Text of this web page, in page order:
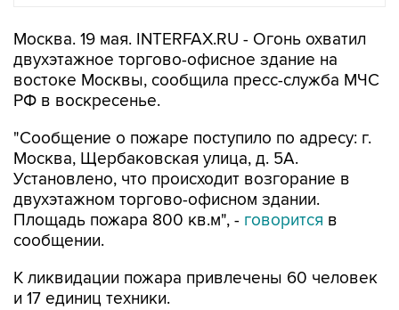
Москва. 19 мая. INTERFAX.RU - Огонь охватил
двухэтажное торгово-офисное здание на
востоке Москвы, сообщила пресс-служба МЧС
РФ в воскресенье.
"Сообщение о пожаре поступило по адресу: г.
Москва, Щербаковская улица, д. 5А.
Установлено, что происходит возгорание в
двухэтажном торгово-офисном здании.
Площадь пожара 800 кв.м", - говорится в
сообщении.
К ликвидации пожара привлечены 60 человек
и 17 единиц техники.